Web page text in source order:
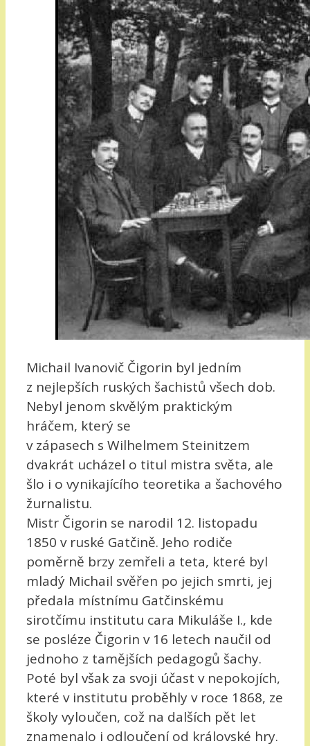
Michail Ivanovič Čigorin byl jedním
z nejlepších ruských šachistů všech dob.
Nebyl jenom skvělým praktickým
hráčem, který se
v zápasech s Wilhelmem Steinitzem
dvakrát ucházel o titul mistra světa, ale
šlo i o vynikajícího teoretika a šachového
žurnalistu.
Mistr Čigorin se narodil 12. listopadu
1850 v ruské Gatčině. Jeho rodiče
poměrně brzy zemřeli a teta, které byl
mladý Michail svěřen po jejich smrti, jej
předala místnímu Gatčinskému
sirotčímu institutu cara Mikuláše I., kde
se posléze Čigorin v 16 letech naučil od
jednoho z tamějších pedagogů šachy.
Poté byl však za svoji účast v nepokojích,
které v institutu proběhly v roce 1868, ze
školy vyloučen, což na dalších pět let
znamenalo i odloučení od královské hry.